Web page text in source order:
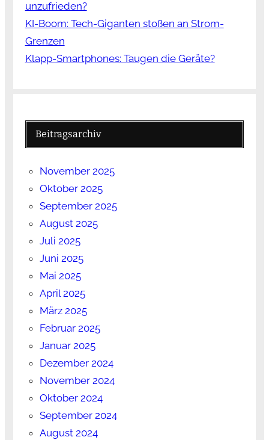
unzufrieden?
KI-Boom: Tech-Giganten stoßen an Strom-
Grenzen
Klapp-Smartphones: Taugen die Geräte?
Beitragsarchiv
November 2025
Oktober 2025
September 2025
August 2025
Juli 2025
Juni 2025
Mai 2025
April 2025
März 2025
Februar 2025
Januar 2025
Dezember 2024
November 2024
Oktober 2024
September 2024
August 2024